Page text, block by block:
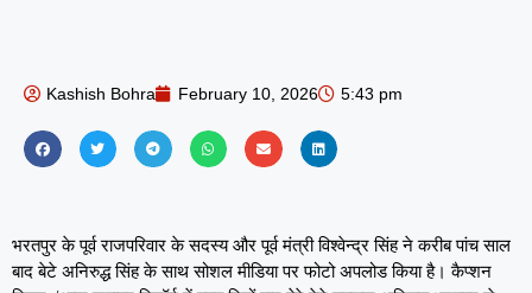
Kashish Bohra February 10, 2026 5:43 pm
भरतपुर के पूर्व राजपरिवार के सदस्य और पूर्व मंत्री विश्वेन्द्र सिंह ने करीब पांच साल
बाद बेटे अनिरुद्ध सिंह के साथ सोशल मीडिया पर फोटो अपलोड किया है। कैप्शन